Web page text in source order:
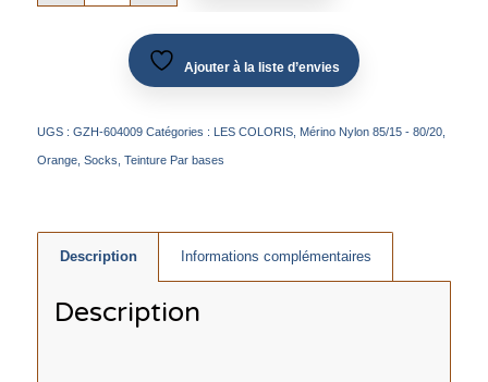
Ajouter à la liste d’envies
UGS : GZH-604009 Catégories : LES COLORIS, Mérino Nylon 85/15 - 80/20,
Orange, Socks, Teinture Par bases
Description Informations complémentaires
Description